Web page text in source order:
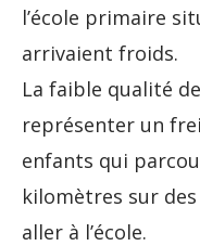
l’école primaire
arrivaient froids.
La faible qualité
représenter un
enfants qui
kilomètres sur
aller à l’école.